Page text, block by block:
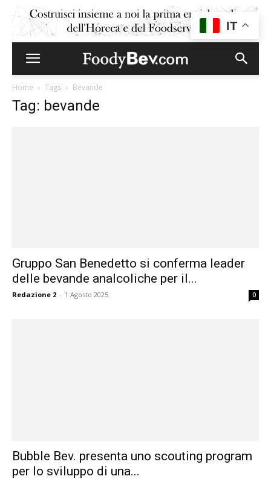
Home Tags Bevande
Tag: bevande
Gruppo San Benedetto si conferma leader
delle bevande analcoliche per il...
Redazione 2 - 1 Agosto 2025 0
Bubble Bev. presenta uno scouting program
per lo sviluppo di una...
IT